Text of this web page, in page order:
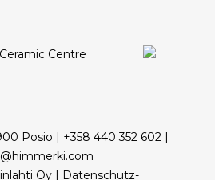
Posio | +358 440 352 602 |
Oy | Datenschutz-